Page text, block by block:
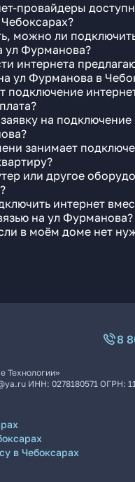
провайдеры
можно ли
ул Фурманова?
интернета
ул Фурманова в
подключение
на подключение
занимает
или другое
интернет
на ул Фурманова?
в моём доме нет
8
Технологии»
ИНН: 0278180571 ОГРН:
в Чебоксарах